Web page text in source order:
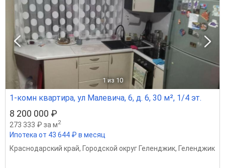
1 из 10
1-комн квартира, ул Малевича, 6, д. 6, 30 м², 1/4 эт.
8 200 000 ₽
273 333 ₽ за м2
Ипотека от 43 644 ₽ в месяц
Краснодарский край, Городской округ Геленджик, Геленджик